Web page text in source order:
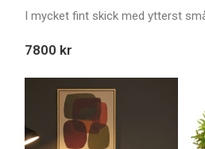
I mycket fint skick med ytterst
7800 kr